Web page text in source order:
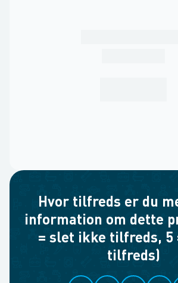
Hvor tilfreds er du
information om dette
= slet ikke tilfreds, 5
tilfreds)